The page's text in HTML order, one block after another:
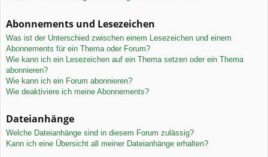
Abonnements und Lesezeichen
Was ist der Unterschied zwischen einem Lesezeichen und einem
Abonnements für ein Thema oder Forum?
Wie kann ich ein Lesezeichen auf ein Thema setzen oder ein Thema
abonnieren?
Wie kann ich ein Forum abonnieren?
Wie deaktiviere ich meine Abonnements?
Dateianhänge
Welche Dateianhänge sind in diesem Forum zulässig?
Kann ich eine Übersicht all meiner Dateianhänge erhalten?